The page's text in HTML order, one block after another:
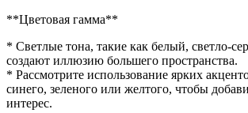
**Цветовая гамма**
* Светлые тона, такие как белый, светло-
создают иллюзию большего пространства.
* Рассмотрите использование ярких
синего, зеленого или желтого, чтобы
интерес.